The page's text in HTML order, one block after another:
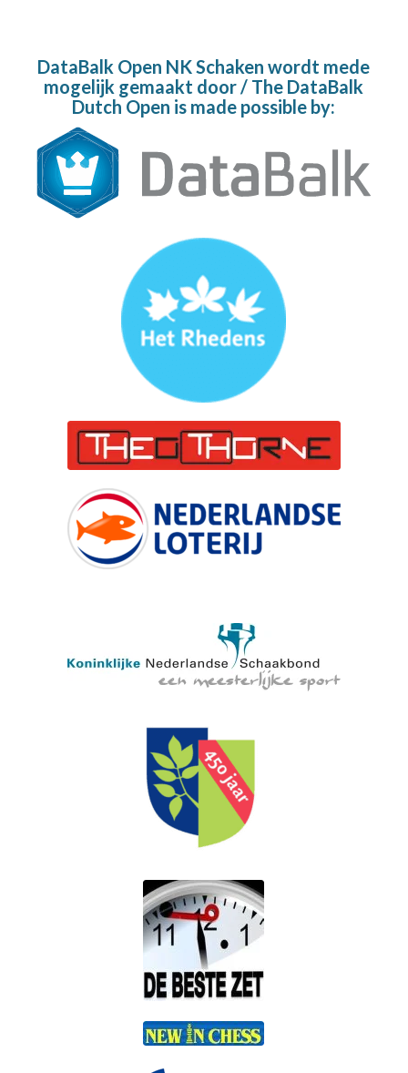
DataBalk Open NK Schaken wordt mede
mogelijk gemaakt door / The DataBalk
Dutch Open is made possible by: